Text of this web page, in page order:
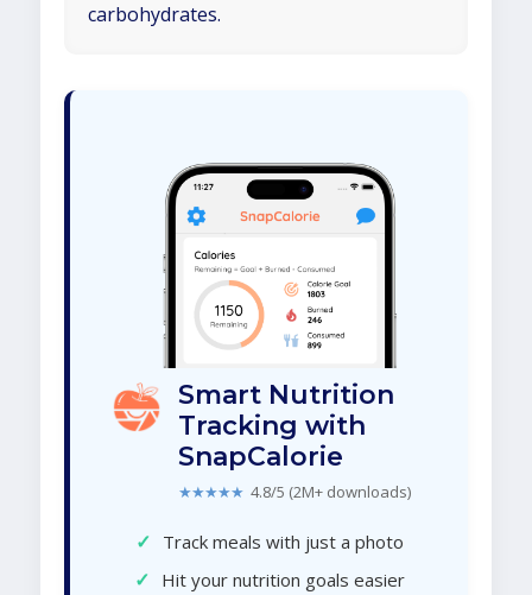
carbohydrates.
Smart Nutrition
Tracking with
SnapCalorie
★★★★★ 4.8/5 (2M+ downloads)
✓ Track meals with just a photo
✓ Hit your nutrition goals easier